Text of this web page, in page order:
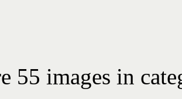
55 images in